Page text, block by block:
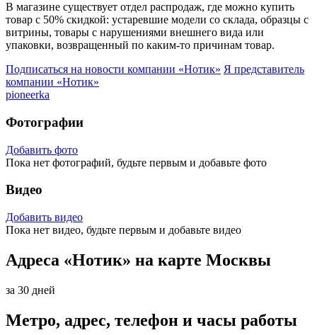
В магазине существует отдел распродаж, где можно купить
товар с 50% скидкой: устаревшие модели со склада, образцы с
витрины, товары с нарушениями внешнего вида или
упаковки, возвращенный по каким-то причинам товар.
Подписаться на новости компании «Нотик» Я представитель
компании «Нотик»
pioneerka
Фотографии
Добавить фото
Пока нет фотографий, будьте первым и добавьте фото
Видео
Добавить видео
Пока нет видео, будьте первым и добавьте видео
Адреса «Нотик» на карте Москвы
за 30 дней
Метро, адрес, телефон и часы работы